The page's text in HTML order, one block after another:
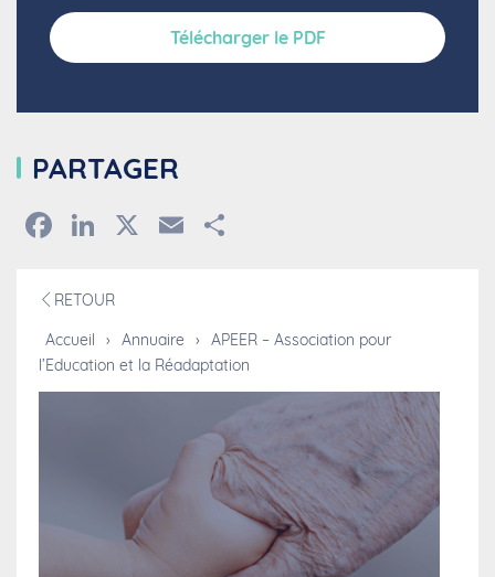
Télécharger le PDF
PARTAGER
Facebook
LinkedIn
X Email
RETOUR
Accueil
› Annuaire ›
APEER – Association pour
l’Education et la Réadaptation